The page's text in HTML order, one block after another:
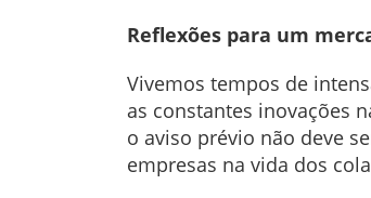
Reflexões para um
Vivemos tempos de
as constantes inovações
o aviso prévio não deve
empresas na vida dos